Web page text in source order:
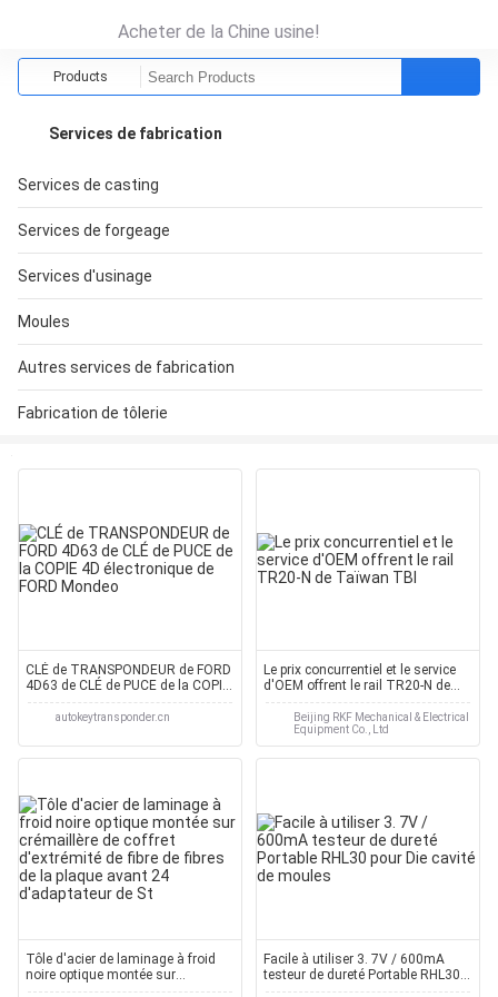
Acheter de la Chine usine!
Products
Services de fabrication
Services de casting
Services de forgeage
Services d'usinage
Moules
Autres services de fabrication
Fabrication de tôlerie
CLÉ de TRANSPONDEUR de FORD
4D63 de CLÉ de PUCE de la COPIE
4D électronique de FORD Mondeo
autokeytransponder.cn
Le prix concurrentiel et le service
d'OEM offrent le rail TR20-N de
Taïwan TBI
Beijing RKF Mechanical & Electrical
Equipment Co., Ltd
Tôle d'acier de laminage à froid
noire optique montée sur
crémaillère de coffret d'extrémité
Facile à utiliser 3. 7V / 600mA
testeur de dureté Portable RHL30
pour Die cavité de moules